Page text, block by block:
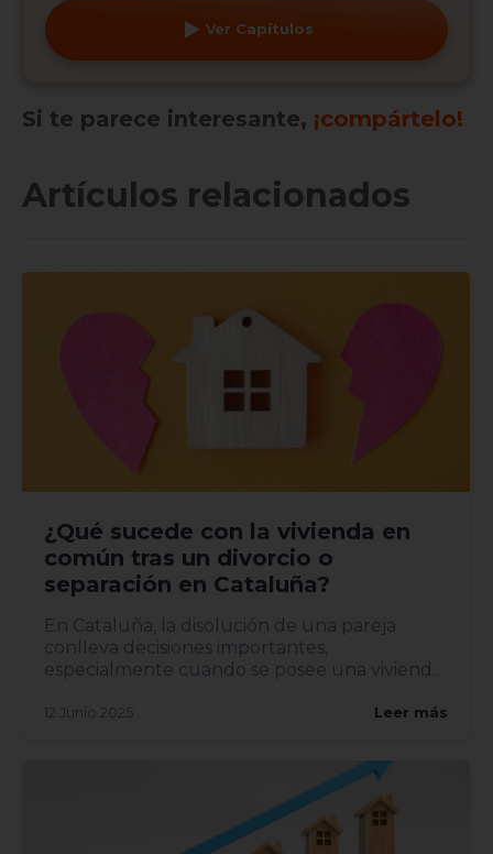
Ver Capítulos
Si te parece interesante, ¡compártelo!
Artículos relacionados
¿Qué sucede con la vivienda en
común tras un divorcio o
separación en Cataluña?
En Cataluña, la disolución de una pareja
conlleva decisiones importantes,
especialmente cuando se posee una vivienda
12 Junio 2025 Leer más